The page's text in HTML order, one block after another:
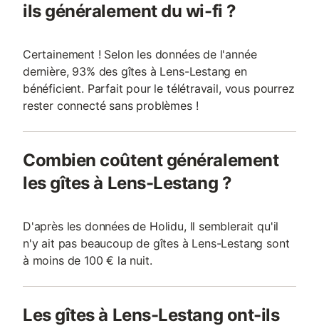
ils généralement du wi-fi ?
Certainement ! Selon les données de l'année
dernière, 93% des gîtes à Lens-Lestang en
bénéficient. Parfait pour le télétravail, vous pourrez
rester connecté sans problèmes !
Combien coûtent généralement
les gîtes à Lens-Lestang ?
D'après les données de Holidu, Il semblerait qu'il
n'y ait pas beaucoup de gîtes à Lens-Lestang sont
à moins de 100 € la nuit.
Les gîtes à Lens-Lestang ont-ils